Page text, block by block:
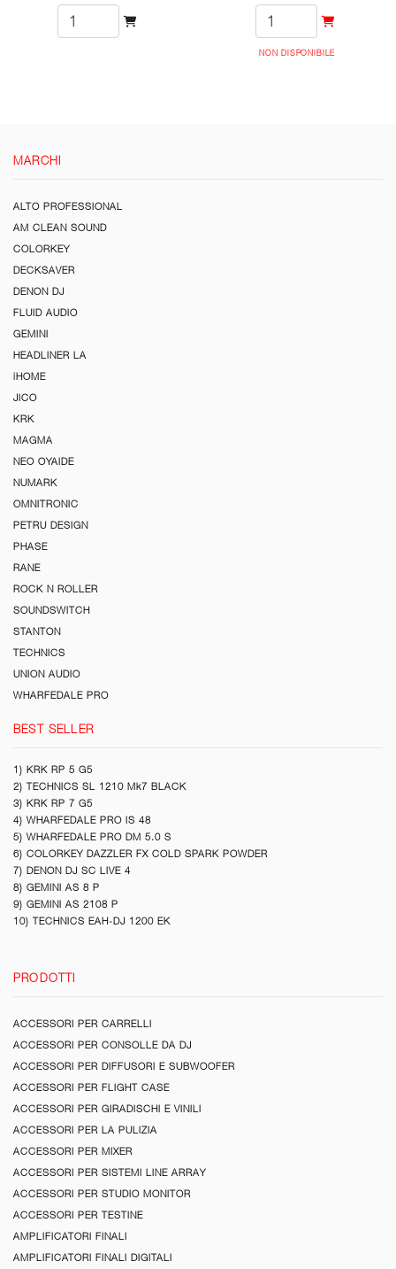
NON DISPONIBILE
MARCHI
ALTO PROFESSIONAL
AM CLEAN SOUND
COLORKEY
DECKSAVER
DENON DJ
FLUID AUDIO
GEMINI
HEADLINER LA
iHOME
JICO
KRK
MAGMA
NEO OYAIDE
NUMARK
OMNITRONIC
PETRU DESIGN
PHASE
RANE
ROCK N ROLLER
SOUNDSWITCH
STANTON
TECHNICS
UNION AUDIO
WHARFEDALE PRO
BEST SELLER
1) KRK RP 5 G5
2) TECHNICS SL 1210 Mk7 BLACK
3) KRK RP 7 G5
4) WHARFEDALE PRO IS 48
5) WHARFEDALE PRO DM 5.0 S
6) COLORKEY DAZZLER FX COLD SPARK POWDER
7) DENON DJ SC LIVE 4
8) GEMINI AS 8 P
9) GEMINI AS 2108 P
10) TECHNICS EAH-DJ 1200 EK
PRODOTTI
ACCESSORI PER CARRELLI
ACCESSORI PER CONSOLLE DA DJ
ACCESSORI PER DIFFUSORI E SUBWOOFER
ACCESSORI PER FLIGHT CASE
ACCESSORI PER GIRADISCHI E VINILI
ACCESSORI PER LA PULIZIA
ACCESSORI PER MIXER
ACCESSORI PER SISTEMI LINE ARRAY
ACCESSORI PER STUDIO MONITOR
ACCESSORI PER TESTINE
AMPLIFICATORI FINALI
AMPLIFICATORI FINALI DIGITALI